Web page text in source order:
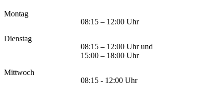
Montag
08:15 – 12:00 Uhr
Dienstag
08:15 – 12:00 Uhr und
15:00 – 18:00 Uhr
Mittwoch
08:15 - 12:00 Uhr